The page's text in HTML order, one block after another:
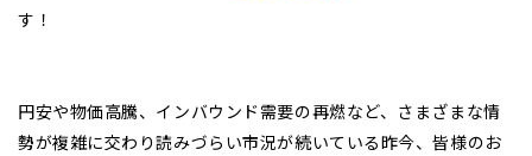
す！
円安や物価高騰、インバウンド需要の再燃など、さまざまな情
勢が複雑に交わり読みづらい市況が続いている昨今、皆様のお